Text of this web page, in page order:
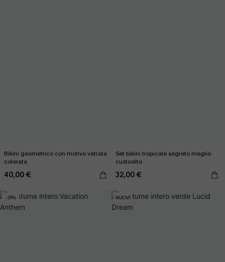
Bikini geometrico con motivo vetrata
colorata
40,00 €
Set bikini tropicale segreto meglio
custodito
32,00 €
-31% NUOVI